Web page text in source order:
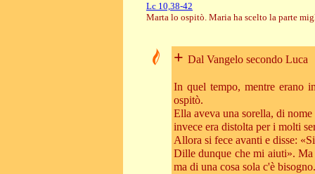
Lc 10,38-42
Marta lo ospitò. Maria ha scelto la parte
+ Dal Vangelo secondo Luca
In quel tempo, mentre erano
ospitò.
Ella aveva una sorella, di
invece era distolta per i molti
Allora si fece avanti e disse:
Dille dunque che mi aiuti».
ma di una cosa sola c'è